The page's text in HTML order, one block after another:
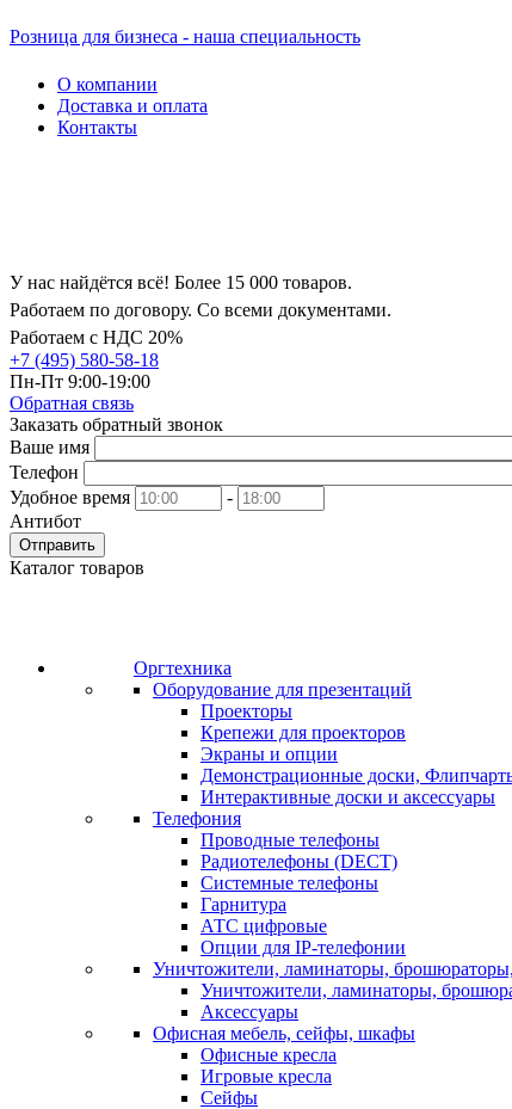
Розница для бизнеса - наша специальность
О компании
Доставка и оплата
Контакты
У нас найдётся всё! Более 15 000 товаров.
Работаем по договору. Со всеми документами.
Работаем с НДС 20%
+7 (495) 580-58-18
Пн-Пт 9:00-19:00
Обратная связь
Заказать обратный звонок
Ваше имя
Телефон
Удобное время
-
Антибот
Отправить
Каталог товаров
Оргтехника
Оборудование для презентаций
Проекторы
Крепежи для проекторов
Экраны и опции
Демонстрационные доски,
Интерактивные доски и аксессуары
Телефония
Проводные телефоны
Радиотелефоны (DECT)
Системные телефоны
Гарнитура
АТС цифровые
Опции для IP-телефонии
Уничтожители, ламинаторы, брошюраторы,
Уничтожители, ламинаторы,
Аксессуары
Офисная мебель, сейфы, шкафы
Офисные кресла
Игровые кресла
Сейфы